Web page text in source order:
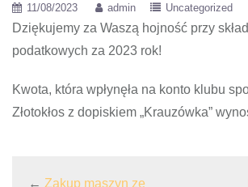
11/08/2023 admin Uncategorized
Dziękujemy za Waszą hojność przy
podatkowych za 2023 rok!
Kwota, która wpłynęła na konto klubu
Złotokłos z dopiskiem „Krauzówka”
← Zakup maszyn ze